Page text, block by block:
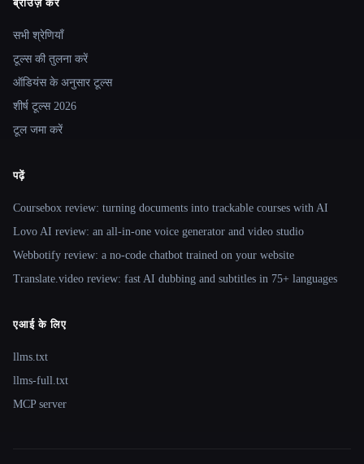
Site navigation
ब्राउज़ करें
सभी श्रेणियाँ
टूल्स की तुलना करें
ऑडियंस के अनुसार टूल्स
शीर्ष टूल्स 2026
टूल जमा करें
पढ़ें
Coursebox review: turning documents into trackable courses with AI
Lovo AI review: an all-in-one voice generator and video studio
Webbotify review: a no-code chatbot trained on your website
Translate.video review: fast AI dubbing and subtitles in 75+ languages
एआई के लिए
llms.txt
llms-full.txt
MCP server